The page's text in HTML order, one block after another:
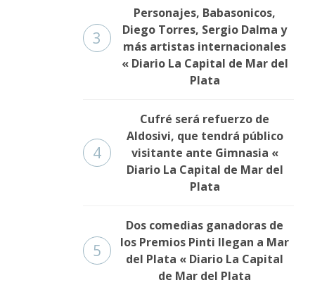
3
Personajes, Babasonicos,
Diego Torres, Sergio Dalma y
más artistas internacionales
« Diario La Capital de Mar del
Plata
4
Cufré será refuerzo de
Aldosivi, que tendrá público
visitante ante Gimnasia «
Diario La Capital de Mar del
Plata
5
Dos comedias ganadoras de
los Premios Pinti llegan a Mar
del Plata « Diario La Capital
de Mar del Plata